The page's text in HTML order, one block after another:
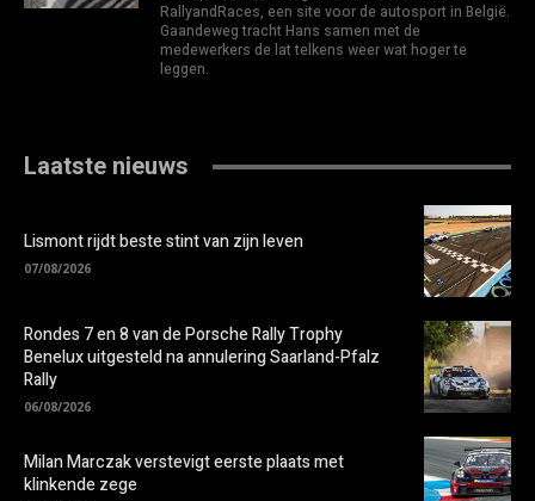
RallyandRaces, een site voor de autosport in België.
Gaandeweg tracht Hans samen met de
medewerkers de lat telkens weer wat hoger te
leggen.
Laatste nieuws
Lismont rijdt beste stint van zijn leven
07/08/2026
Rondes 7 en 8 van de Porsche Rally Trophy
Benelux uitgesteld na annulering Saarland-Pfalz
Rally
06/08/2026
Milan Marczak verstevigt eerste plaats met
klinkende zege